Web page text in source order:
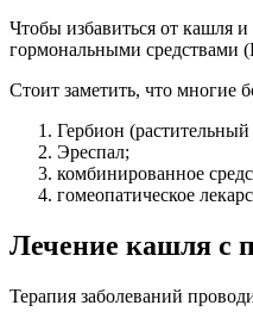
Чтобы избавиться от кашля
гормональными средствами
Стоит заметить, что многие
Гербион
Эреспал;
комбинированное
гомеопатическое
Лечение кашля с
Терапия заболеваний